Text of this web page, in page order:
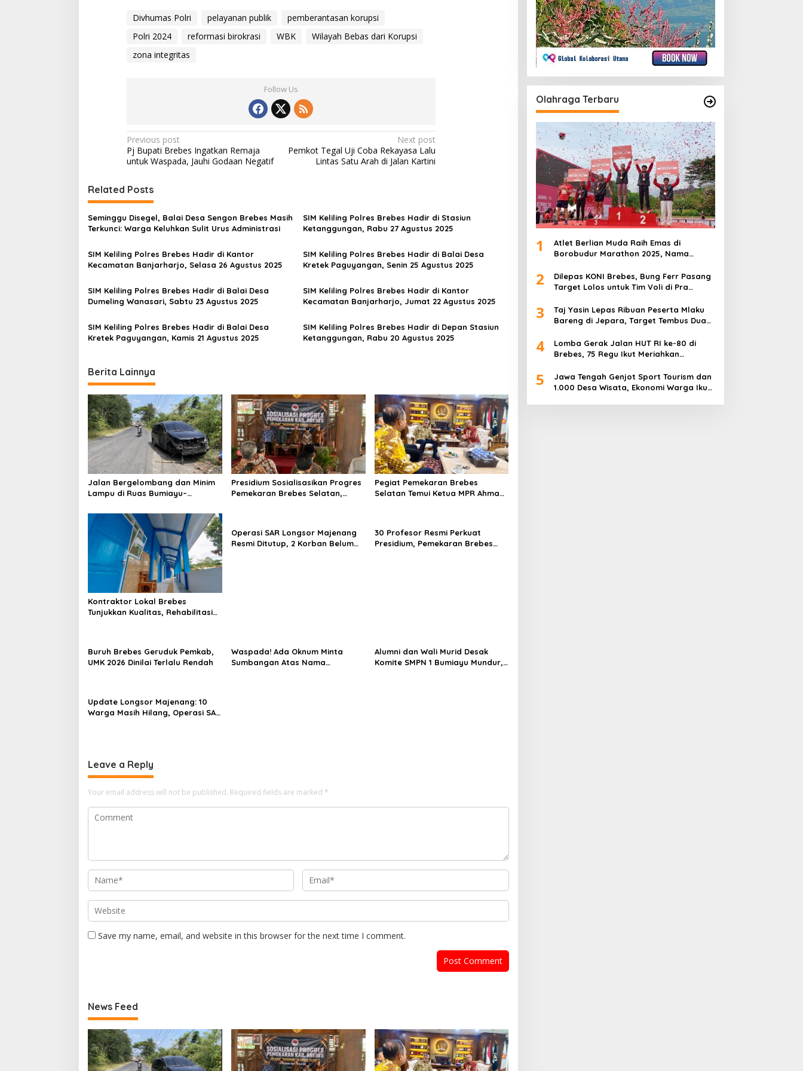
Divhumas Polri pelayanan publik
pemberantasan korupsi
Polri 2024
reformasi birokrasi WBK
Wilayah Bebas dari Korupsi
zona integritas
Follow Us
P
o
t
n
a
i
a
t
i
o
Previous post
Pj Bupati Brebes Ingatkan Remaja
untuk Waspada, Jauhi Godaan Negatif
Next post
Pemkot Tegal Uji Coba Rekayasa Lalu
Lintas Satu Arah di Jalan Kartini
Related Posts
Seminggu Disegel, Balai Desa Sengon Brebes Masih
Terkunci: Warga Keluhkan Sulit Urus Administrasi
SIM Keliling Polres Brebes Hadir di Stasiun
Ketanggungan, Rabu 27 Agustus 2025
SIM Keliling Polres Brebes Hadir di Kantor
Kecamatan Banjarharjo, Selasa 26 Agustus 2025
SIM Keliling Polres Brebes Hadir di Balai Desa
Kretek Paguyangan, Senin 25 Agustus 2025
SIM Keliling Polres Brebes Hadir di Balai Desa
Dumeling Wanasari, Sabtu 23 Agustus 2025
SIM Keliling Polres Brebes Hadir di Kantor
Kecamatan Banjarharjo, Jumat 22 Agustus 2025
SIM Keliling Polres Brebes Hadir di Balai Desa
Kretek Paguyangan, Kamis 21 Agustus 2025
SIM Keliling Polres Brebes Hadir di Depan Stasiun
Ketanggungan, Rabu 20 Agustus 2025
Berita Lainnya
Jalan Bergelombang dan Minim
Lampu di Ruas Bumiayu–
Innova Hantam Pohon di
Bantarkawung
Presidium Sosialisasikan Progres
Pemekaran Brebes Selatan,
Pegiat Pemekaran Brebes
Selatan Temui Ketua MPR Ahmad
Kontraktor Lokal Brebes
Tunjukkan Kualitas, Rehabilitasi
Operasi SAR Longsor Majenang
Resmi Ditutup, 2 Korban Belum
30 Profesor Resmi Perkuat
Presidium, Pemekaran Brebes
Buruh Brebes Geruduk Pemkab,
UMK 2026 Dinilai Terlalu Rendah
Waspada! Ada Oknum Minta
Sumbangan Atas Nama
Alumni dan Wali Murid Desak
Komite SMPN 1 Bumiayu Mundur,
Update Longsor Majenang: 10
Warga Masih Hilang, Operasi SAR
Leave a Reply
Your email address will not be published. Required fields are marked *
Save my name, email, and website in this browser for the next time I comment.
News Feed
Olahraga Terbaru
1
Atlet Berlian Muda Raih Emas di
Borobudur Marathon 2025, Nama
2
Dilepas KONI Brebes, Bung Ferr Pasang
Target Lolos untuk Tim Voli di Pra
3
Taj Yasin Lepas Ribuan Peserta Mlaku
Bareng di Jepara, Target Tembus Dua
4
Lomba Gerak Jalan HUT RI ke-80 di
Brebes, 75 Regu Ikut Meriahkan
5
Jawa Tengah Genjot Sport Tourism dan
1.000 Desa Wisata, Ekonomi Warga Ikut